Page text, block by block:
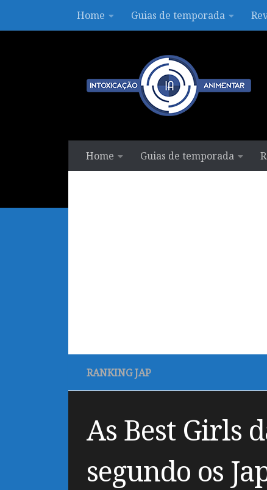
Skip to contentHome Guias de temporada
Home Guias de temporada
RANKING JAP
As Best Girls
segundo os